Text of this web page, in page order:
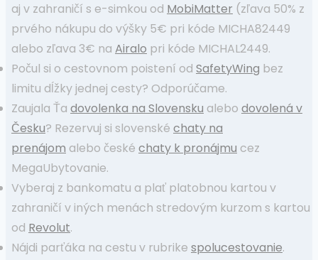
aj v zahraničí s e-simkou od MobiMatter (zľava 50% z
prvého nákupu do výšky 5€ pri kóde MICHA82449
alebo zľava 3€ na Airalo pri kóde MICHAL2449.
Počul si o cestovnom poistení od SafetyWing bez
limitu dĺžky jednej cesty? Odporúčame.
Zaujala Ťa dovolenka na Slovensku alebo dovolená v
Česku? Rezervuj si slovenské chaty na
prenájom alebo české chaty k pronájmu cez
MegaUbytovanie.
Vyberaj z bankomatu a plať platobnou kartou v
zahraničí v iných menách stredovým kurzom s kartou
od Revolut.
Nájdi parťáka na cestu v rubrike spolucestovanie.